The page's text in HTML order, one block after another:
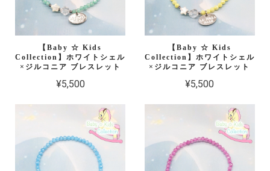
【Baby ☆ Kids
Collection】ホワイトシェル
×ジルコニア ブレスレット
¥5,500
【Baby ☆ Kids
Collection】ホワイトシェル
×ジルコニア ブレスレット
¥5,500